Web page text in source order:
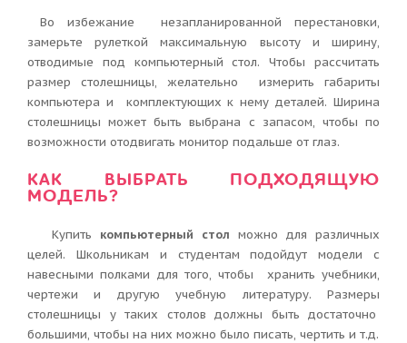
Во избежание незапланированной перестановки,
замерьте рулеткой максимальную высоту и ширину,
отводимые под компьютерный стол. Чтобы рассчитать
размер столешницы, желательно измерить габариты
компьютера и комплектующих к нему деталей. Ширина
столешницы может быть выбрана с запасом, чтобы по
возможности отодвигать монитор подальше от глаз.
КАК ВЫБРАТЬ ПОДХОДЯЩУЮ
МОДЕЛЬ?
Купить компьютерный стол можно для различных
целей. Школьникам и студентам подойдут модели с
навесными полками для того, чтобы хранить учебники,
чертежи и другую учебную литературу. Размеры
столешницы у таких столов должны быть достаточно
большими, чтобы на них можно было писать, чертить и т.д.